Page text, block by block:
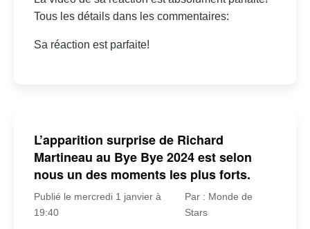
Tous les détails dans les commentaires:
Sa réaction est parfaite!
L’apparition surprise de Richard
Martineau au Bye Bye 2024 est selon
nous un des moments les plus forts.
Publié le mercredi 1 janvier à
19:40
Par : Monde de
Stars